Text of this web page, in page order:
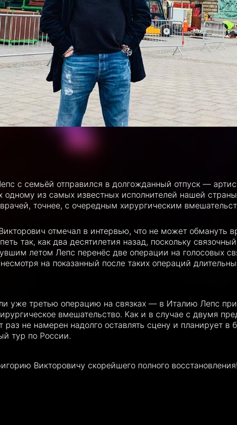
с семьёй отправился в долгожданный отпуск —
одному из самых известных исполнителей нашей
точнее, с очередным хирургическим
отмечал в интервью, что не может обмануть
так, как два десятилетия назад, поскольку
летом Лепс перенёс две операции на голосовых
на показанный после таких операций
уже третью операцию на связках — в Италию Лепс
вмешательство. Как и в случае с двумя
раз не намерен надолго оставлять сцену и планирует
тур по России.
Викторовичу скорейшего полного восстановления!